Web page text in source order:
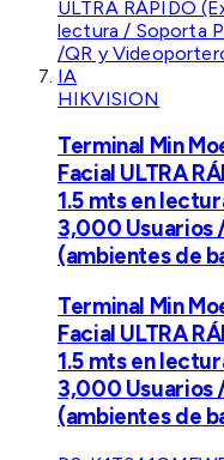
HIKVISION
Terminal Min
Facial ULTRA
1.5 mts en
3,000 Usuarios
(ambientes de
Terminal Min
Facial ULTRA
1.5 mts en
3,000 Usuarios
(ambientes de